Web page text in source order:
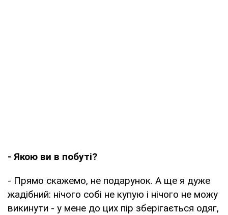
- Якою ви в побуті?
- Прямо скажемо, не подарунок. А ще я дуже
жадібний: нічого собі не купую і нічого не можу
викинути - у мене до цих пір зберігається одяг,